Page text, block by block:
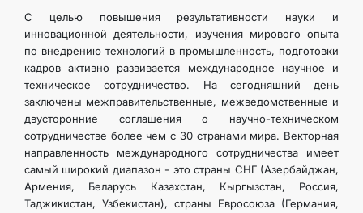
С целью повышения результативности науки и
инновационной деятельности, изучения мирового опыта
по внедрению технологий в промышленность, подготовки
кадров активно развивается международное научное и
техническое сотрудничество. На сегодняшний день
заключены межправительственные, межведомственные и
двусторонние соглашения о научно-техническом
сотрудничестве более чем с 30 странами мира. Векторная
направленность международного сотрудничества имеет
самый широкий диапазон - это страны СНГ (Азербайджан,
Армения, Беларусь Казахстан, Кыргызстан, Россия,
Таджикистан, Узбекистан), страны Евросоюза (Германия,